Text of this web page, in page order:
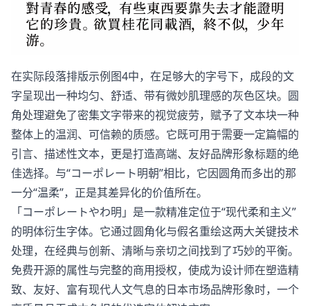
在实际段落排版示例图4中，在足够大的字号下，成段的文
字呈现出一种均匀、舒适、带有微妙肌理感的灰色区块。圆
角处理避免了密集文字带来的视觉疲劳，赋予了文本块一种
整体上的温润、可信赖的质感。它既可用于需要一定篇幅的
引言、描述性文本，更是打造高端、友好品牌形象标题的绝
佳选择。与“コーポレート明朝”相比，它因圆角而多出的那
一分“温柔”，正是其差异化的价值所在。
「コーポレートやわ明」是一款精准定位于“现代柔和主义”
的明体衍生字体。它通过圆角化与假名重绘这两大关键技术
处理，在经典与创新、清晰与亲切之间找到了巧妙的平衡。
免费开源的属性与完整的商用授权，使成为设计师在塑造精
致、友好、富有现代人文气息的日本市场品牌形象时，一个